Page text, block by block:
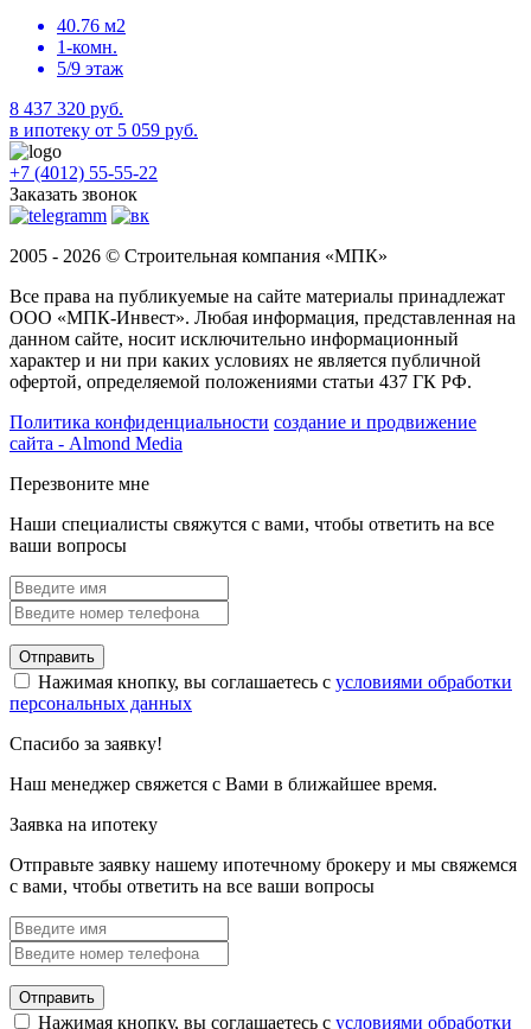
40.76 м2
1-комн.
5/9 этаж
8 437 320 руб.
в ипотеку от 5 059 руб.
+7 (4012) 55-55-22
Заказать звонок
2005 - 2026 © Строительная компания «МПК»
Все права на публикуемые на сайте материалы принадлежат
ООО «МПК-Инвест». Любая информация, представленная на
данном сайте, носит исключительно информационный
характер и ни при каких условиях не является публичной
офертой, определяемой положениями статьи 437 ГК РФ.
Политика конфиденциальности создание и продвижение
сайта - Almond Media
Перезвоните мне
Наши специалисты свяжутся с вами, чтобы ответить на все
ваши вопросы
Отправить
Нажимая кнопку, вы соглашаетесь с условиями обработки
персональных данных
Спасибо за заявку!
Наш менеджер свяжется с Вами в ближайшее время.
Заявка на ипотеку
Отправьте заявку нашему ипотечному брокеру и мы свяжемся
с вами, чтобы ответить на все ваши вопросы
Отправить
Нажимая кнопку, вы соглашаетесь с условиями обработки